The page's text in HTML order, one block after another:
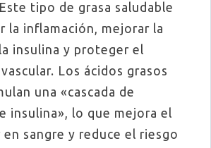
tipo de grasa saludable
la inflamación, mejorar la
insulina y proteger el
Los ácidos grasos
una «cascada de
insulina», lo que mejora el
en sangre y reduce el riesgo